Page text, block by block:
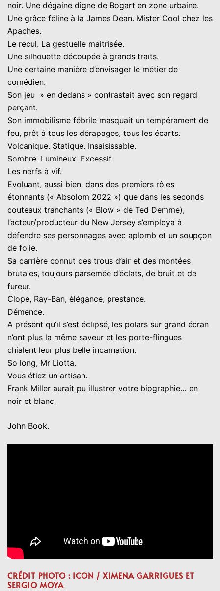
noir. Une dégaine digne de Bogart en zone urbaine.
Une grâce féline à la James Dean. Mister Cool chez les
Apaches.
Le recul. La gestuelle maitrisée.
Une silhouette découpée à grands traits.
Une certaine manière d’envisager le métier de
comédien.
Son jeu » en dedans » contrastait avec son regard
perçant.
Son immobilisme fébrile masquait un tempérament de
feu, prêt à tous les dérapages, tous les écarts.
Volcanique. Statique. Insaisissable.
Sombre. Lumineux. Excessif.
Les nerfs à vif.
Evoluant, aussi bien, dans des premiers rôles
étonnants (« Absolom 2022 ») que dans les seconds
couteaux tranchants (« Blow » de Ted Demme),
l’acteur/producteur du New Jersey s’employa à
défendre ses personnages avec aplomb et un soupçon
de folie.
Sa carrière connut des trous d’air et des montées
brutales, toujours parsemée d’éclats, de bruit et de
fureur.
Clope, Ray-Ban, élégance, prestance.
Démence.
A présent qu’il s’est éclipsé, les polars sur grand écran
n’ont plus la même saveur et les porte-flingues
chialent leur plus belle incarnation.
So long, Mr Liotta.
Vous étiez un artisan.
Frank Miller aurait pu illustrer votre biographie… en
noir et blanc.
John Book.
CRÉDIT PHOTO : ICON / XIMENA GARRIGUES ET
SERGIO MOYA